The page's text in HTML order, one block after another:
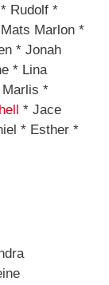
* Rudolf *
Marlon *
* Jonah
* Lina
*
* Jace
* Esther *